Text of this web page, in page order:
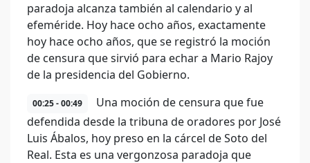
paradoja alcanza también al calendario y al
efeméride. Hoy hace ocho años, exactamente
hoy hace ocho años, que se registró la moción
de censura que sirvió para echar a Mario Rajoy
de la presidencia del Gobierno.
00:25 - 00:49
Una moción de censura que fue
defendida desde la tribuna de oradores por José
Luis Ábalos, hoy preso en la cárcel de Soto del
Real. Esta es una vergonzosa paradoja que